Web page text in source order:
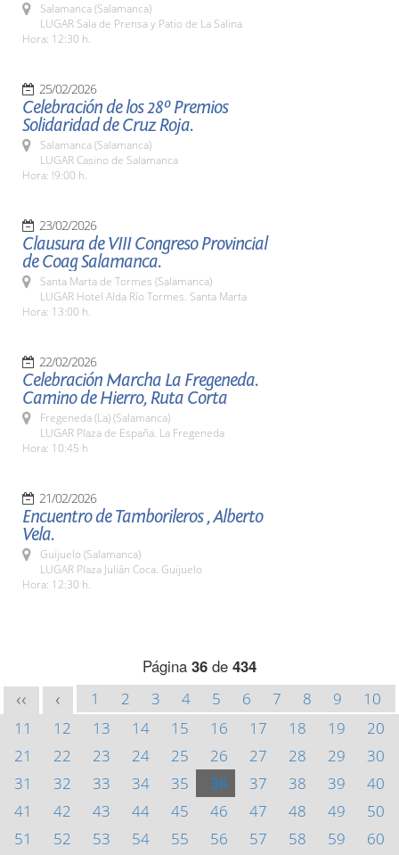
Salamanca (Salamanca)
LUGAR Sala de Prensa y Patio de La Salina
Hora: 12:30 h.
25/02/2026
Celebración de los 28º Premios
Solidaridad de Cruz Roja.
Salamanca (Salamanca)
LUGAR Casino de Salamanca
Hora: !9:00 h.
23/02/2026
Clausura de VIII Congreso Provincial
de Coag Salamanca.
Santa Marta de Tormes (Salamanca)
LUGAR Hotel Alda Río Tormes. Santa Marta
Hora: 13:00 h.
22/02/2026
Celebración Marcha La Fregeneda.
Camino de Hierro, Ruta Corta
Fregeneda (La) (Salamanca)
LUGAR Plaza de España. La Fregeneda
Hora: 10:45 h
21/02/2026
Encuentro de Tamborileros , Alberto
Vela.
Guijuelo (Salamanca)
LUGAR Plaza Julián Coca. Guijuelo
Hora: 12:30 h.
Página 36 de 434
<< < 1 2 3 4 5 6 7 8 9
10
11
12 13 14 15 16 17 18 19
20
21
22 23 24 25 26 27 28 29
30
31
32 33 34 35 36 37 38 39
40
41
42 43 44 45 46 47 48 49
50
51
52 53 54 55 56 57 58 59
60